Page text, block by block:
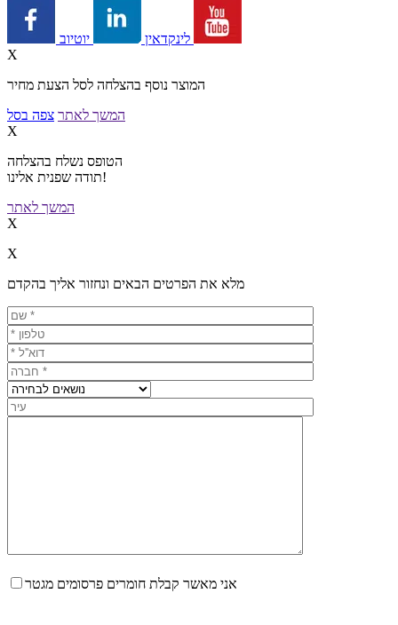
לינקדאין
X
המוצר נוסף בהצלחה לסל הצעת מחיר
המשך לאתר צפה בסל
X
הטופס נשלח בהצלחה
תודה שפנית אלינו!
המשך לאתר
X
X
מלא את הפרטים הבאים ונחזור אליך בהקדם
אני מאשר קבלת חומרים פרסומים מגטר